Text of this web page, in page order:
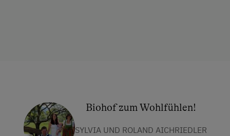
Biohof zum Wohlfühlen!
SYLVIA UND ROLAND AICHRIEDLER